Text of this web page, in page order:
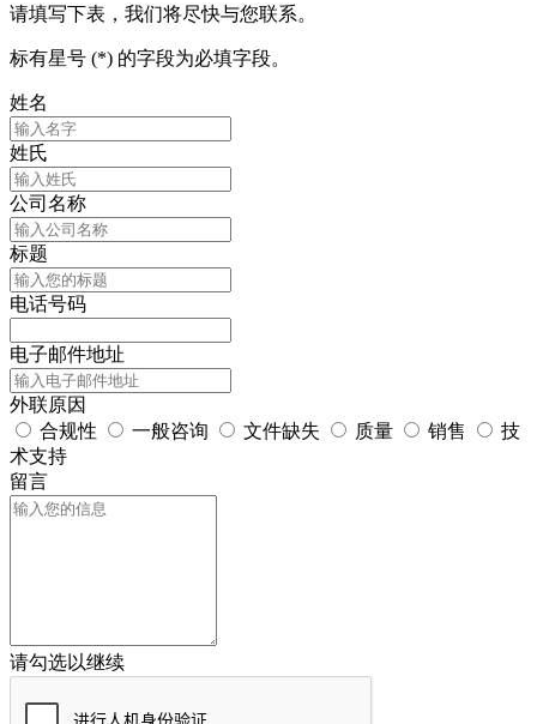
请填写下表，我们将尽快与您联系。
标有星号 (*) 的字段为必填字段。
姓名
姓氏
公司名称
标题
电话号码
电子邮件地址
外联原因
合规性
一般咨询 文件缺失 质量 销售
技
术支持
留言
请勾选以继续